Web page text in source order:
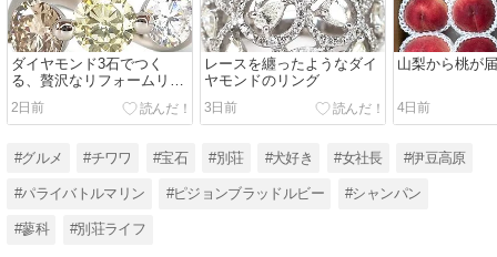
ダイヤモンド3石でつく
る、贅沢なリフォームリン
2日前
レースを纏ったようなダイ
ヤモンドのリング
3日前
山梨から桃が
4日前
#グルメ #チワワ #宝石 #別荘 #犬好き #女社長 #伊豆高原
#パライバトルマリン #ピジョンブラッドルビー #シャンパン
#蓼科 #別荘ライフ